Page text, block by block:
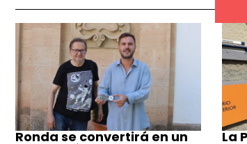
Ronda se convertirá en un La